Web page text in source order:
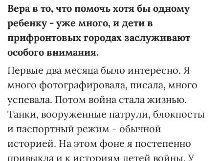
Вера в то, что помочь хотя бы одному
ребенку - уже много, и дети в
прифронтовых городах заслуживают
особого внимания.
Первые два месяца было интересно. Я
много фотографировала, писала, много
успевала. Потом война стала жизнью.
Танки, вооруженные патрули, блокпосты
и паспортный режим - обычной
историей. На этом фоне я постепенно
привыкла и к историям детей войны. У